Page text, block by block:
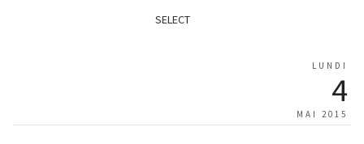
SELECT
LUNDI
4
MAI 2015